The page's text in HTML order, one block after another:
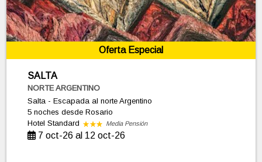
Oferta Especial
SALTA
NORTE ARGENTINO
Salta - Escapada al norte Argentino
5 nochesdesde Rosario
Hotel Standard
Media Pensión
7 oct-26 al 12 oct-26